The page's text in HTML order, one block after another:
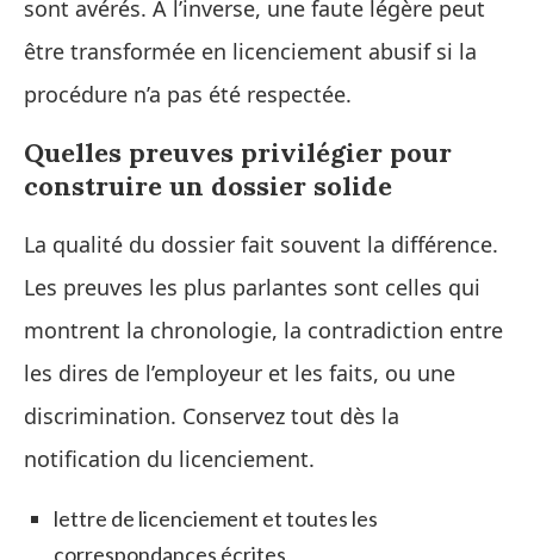
sont avérés. À l’inverse, une faute légère peut
être transformée en licenciement abusif si la
procédure n’a pas été respectée.
Quelles preuves privilégier pour
construire un dossier solide
La qualité du dossier fait souvent la différence.
Les preuves les plus parlantes sont celles qui
montrent la chronologie, la contradiction entre
les dires de l’employeur et les faits, ou une
discrimination. Conservez tout dès la
notification du licenciement.
lettre de licenciement et toutes les
correspondances écrites